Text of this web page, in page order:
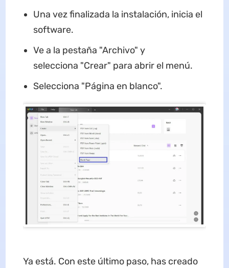
Una vez finalizada la instalación, inicia el
software.
Ve a la pestaña "Archivo" y
selecciona "Crear" para abrir el menú.
Selecciona "Página en blanco".
Ya está. Con este último paso, has creado